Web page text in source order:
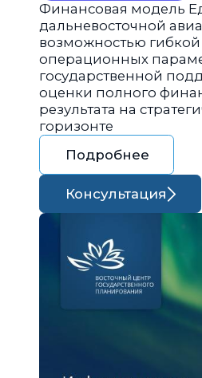
Финансовая модель
дальневосточной
возможностью гибкой
операционных
государственной
оценки полного
результата на
горизонте
Подробнее
Консультация